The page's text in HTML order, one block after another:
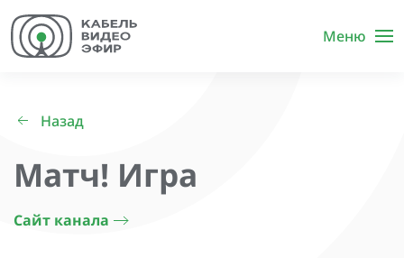
Меню
Назад
Матч! Игра
Сайт канала